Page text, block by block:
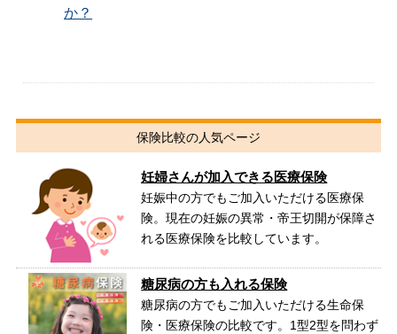
か？
保険比較の人気ページ
妊婦さんが加入できる医療保険
妊娠中の方でもご加入いただける医療保
険。現在の妊娠の異常・帝王切開が保障さ
れる医療保険を比較しています。
糖尿病の方も入れる保険
糖尿病の方でもご加入いただける生命保
険・医療保険の比較です。1型2型を問わず